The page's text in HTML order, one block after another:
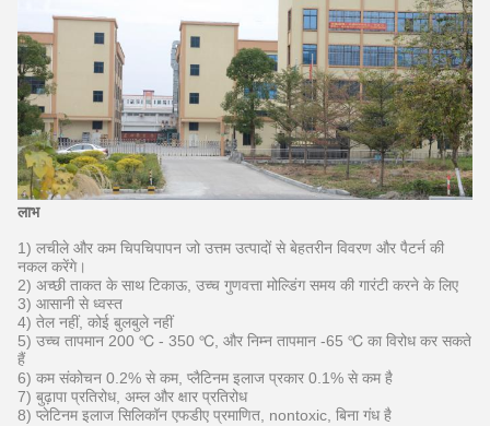
लाभ
1) लचीले और कम चिपचिपापन जो उत्तम उत्पादों से बेहतरीन विवरण और पैटर्न की
नकल करेंगे।
2) अच्छी ताकत के साथ टिकाऊ, उच्च गुणवत्ता मोल्डिंग समय की गारंटी करने के लिए
3) आसानी से ध्वस्त
4) तेल नहीं, कोई बुलबुले नहीं
5) उच्च तापमान 200 ℃ - 350 ℃, और निम्न तापमान -65 ℃ का विरोध कर सकते
हैं
6) कम संकोचन 0.2% से कम, प्लैटिनम इलाज प्रकार 0.1% से कम है
7) बुढ़ापा प्रतिरोध, अम्ल और क्षार प्रतिरोध
8) प्लेटिनम इलाज सिलिकॉन एफडीए प्रमाणित, nontoxic, बिना गंध है